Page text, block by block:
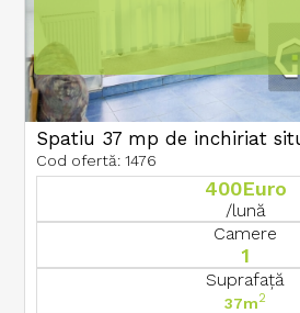
Spatiu 37 mp de inchiriat
Cod ofertă: 1476
400Euro
/lună
Camere
1
Suprafață
37m2